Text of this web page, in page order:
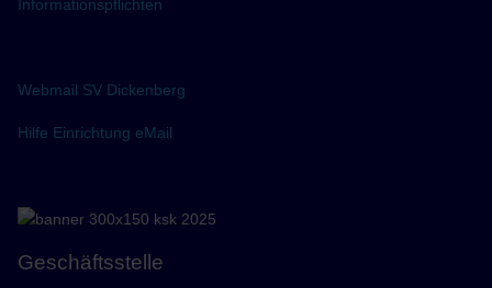
Informationspflichten
Webmail SV Dickenberg
Hilfe Einrichtung eMail
Geschäftsstelle